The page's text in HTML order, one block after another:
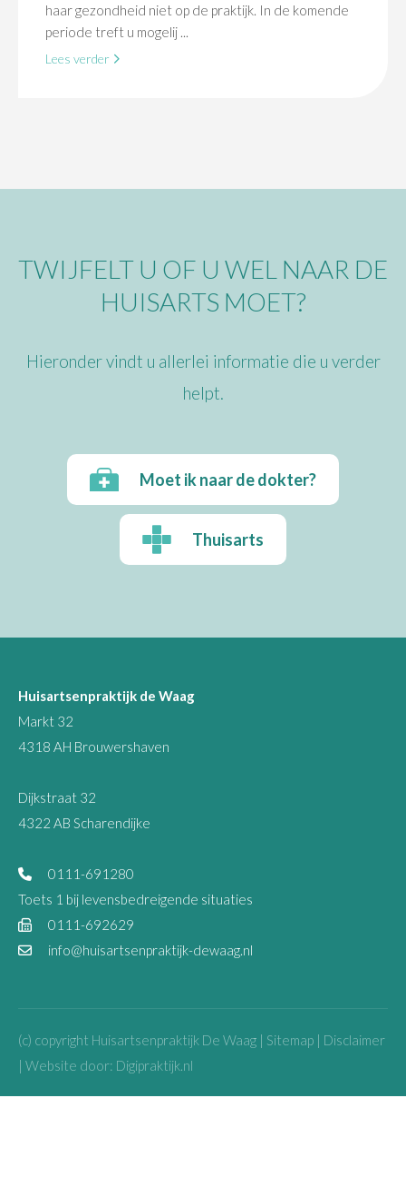
haar gezondheid niet op de praktijk. In de komende
periode treft u mogelij ...
Lees verder
TWIJFELT U OF U WEL NAAR DE
HUISARTS MOET?
Hieronder vindt u allerlei informatie die u verder
helpt.
Moet ik naar de dokter?
Thuisarts
Huisartsenpraktijk de Waag
Markt 32
4318 AH Brouwershaven
Dijkstraat 32
4322 AB Scharendijke
0111-691280
Toets 1 bij levensbedreigende situaties
0111-692629
info@huisartsenpraktijk-dewaag.nl
(c) copyright Huisartsenpraktijk De Waag | Sitemap | Disclaimer
| Website door: Digipraktijk.nl